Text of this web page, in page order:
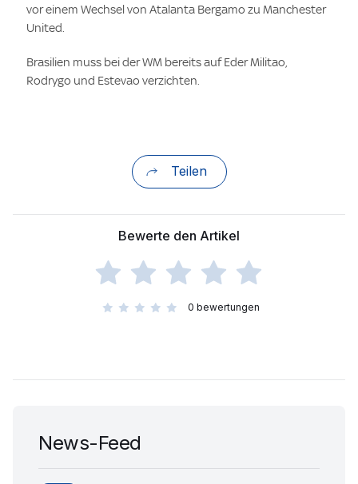
vor einem Wechsel von Atalanta Bergamo zu Manchester
United.
Brasilien muss bei der WM bereits auf Eder Militao,
Rodrygo und Estevao verzichten.
Teilen
Bewerte den Artikel
0 bewertungen
News-Feed